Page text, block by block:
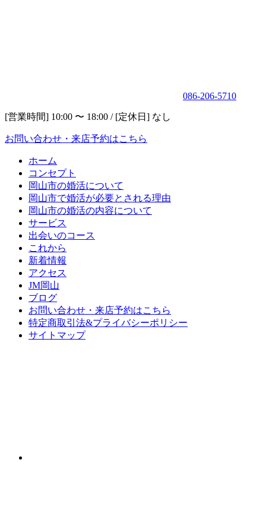
086-206-5710
[営業時間] 10:00 〜 18:00 / [定休日] なし
お問い合わせ・来店予約はこちら
ホーム
コンセプト
岡山市の婚活について
岡山市で婚活が必要とされる理由
岡山市の婚活の内容について
サービス
出会いのコース
これから
新着情報
アクセス
JM岡山
ブログ
お問い合わせ・来店予約はこちら
特定商取引法&プライバシーポリシー
サイトマップ